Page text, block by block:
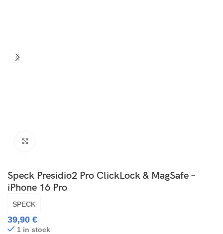
Speck Presidio2 Pro ClickLock & MagSafe –
iPhone 16 Pro
SPECK
39,90€
1 in stock